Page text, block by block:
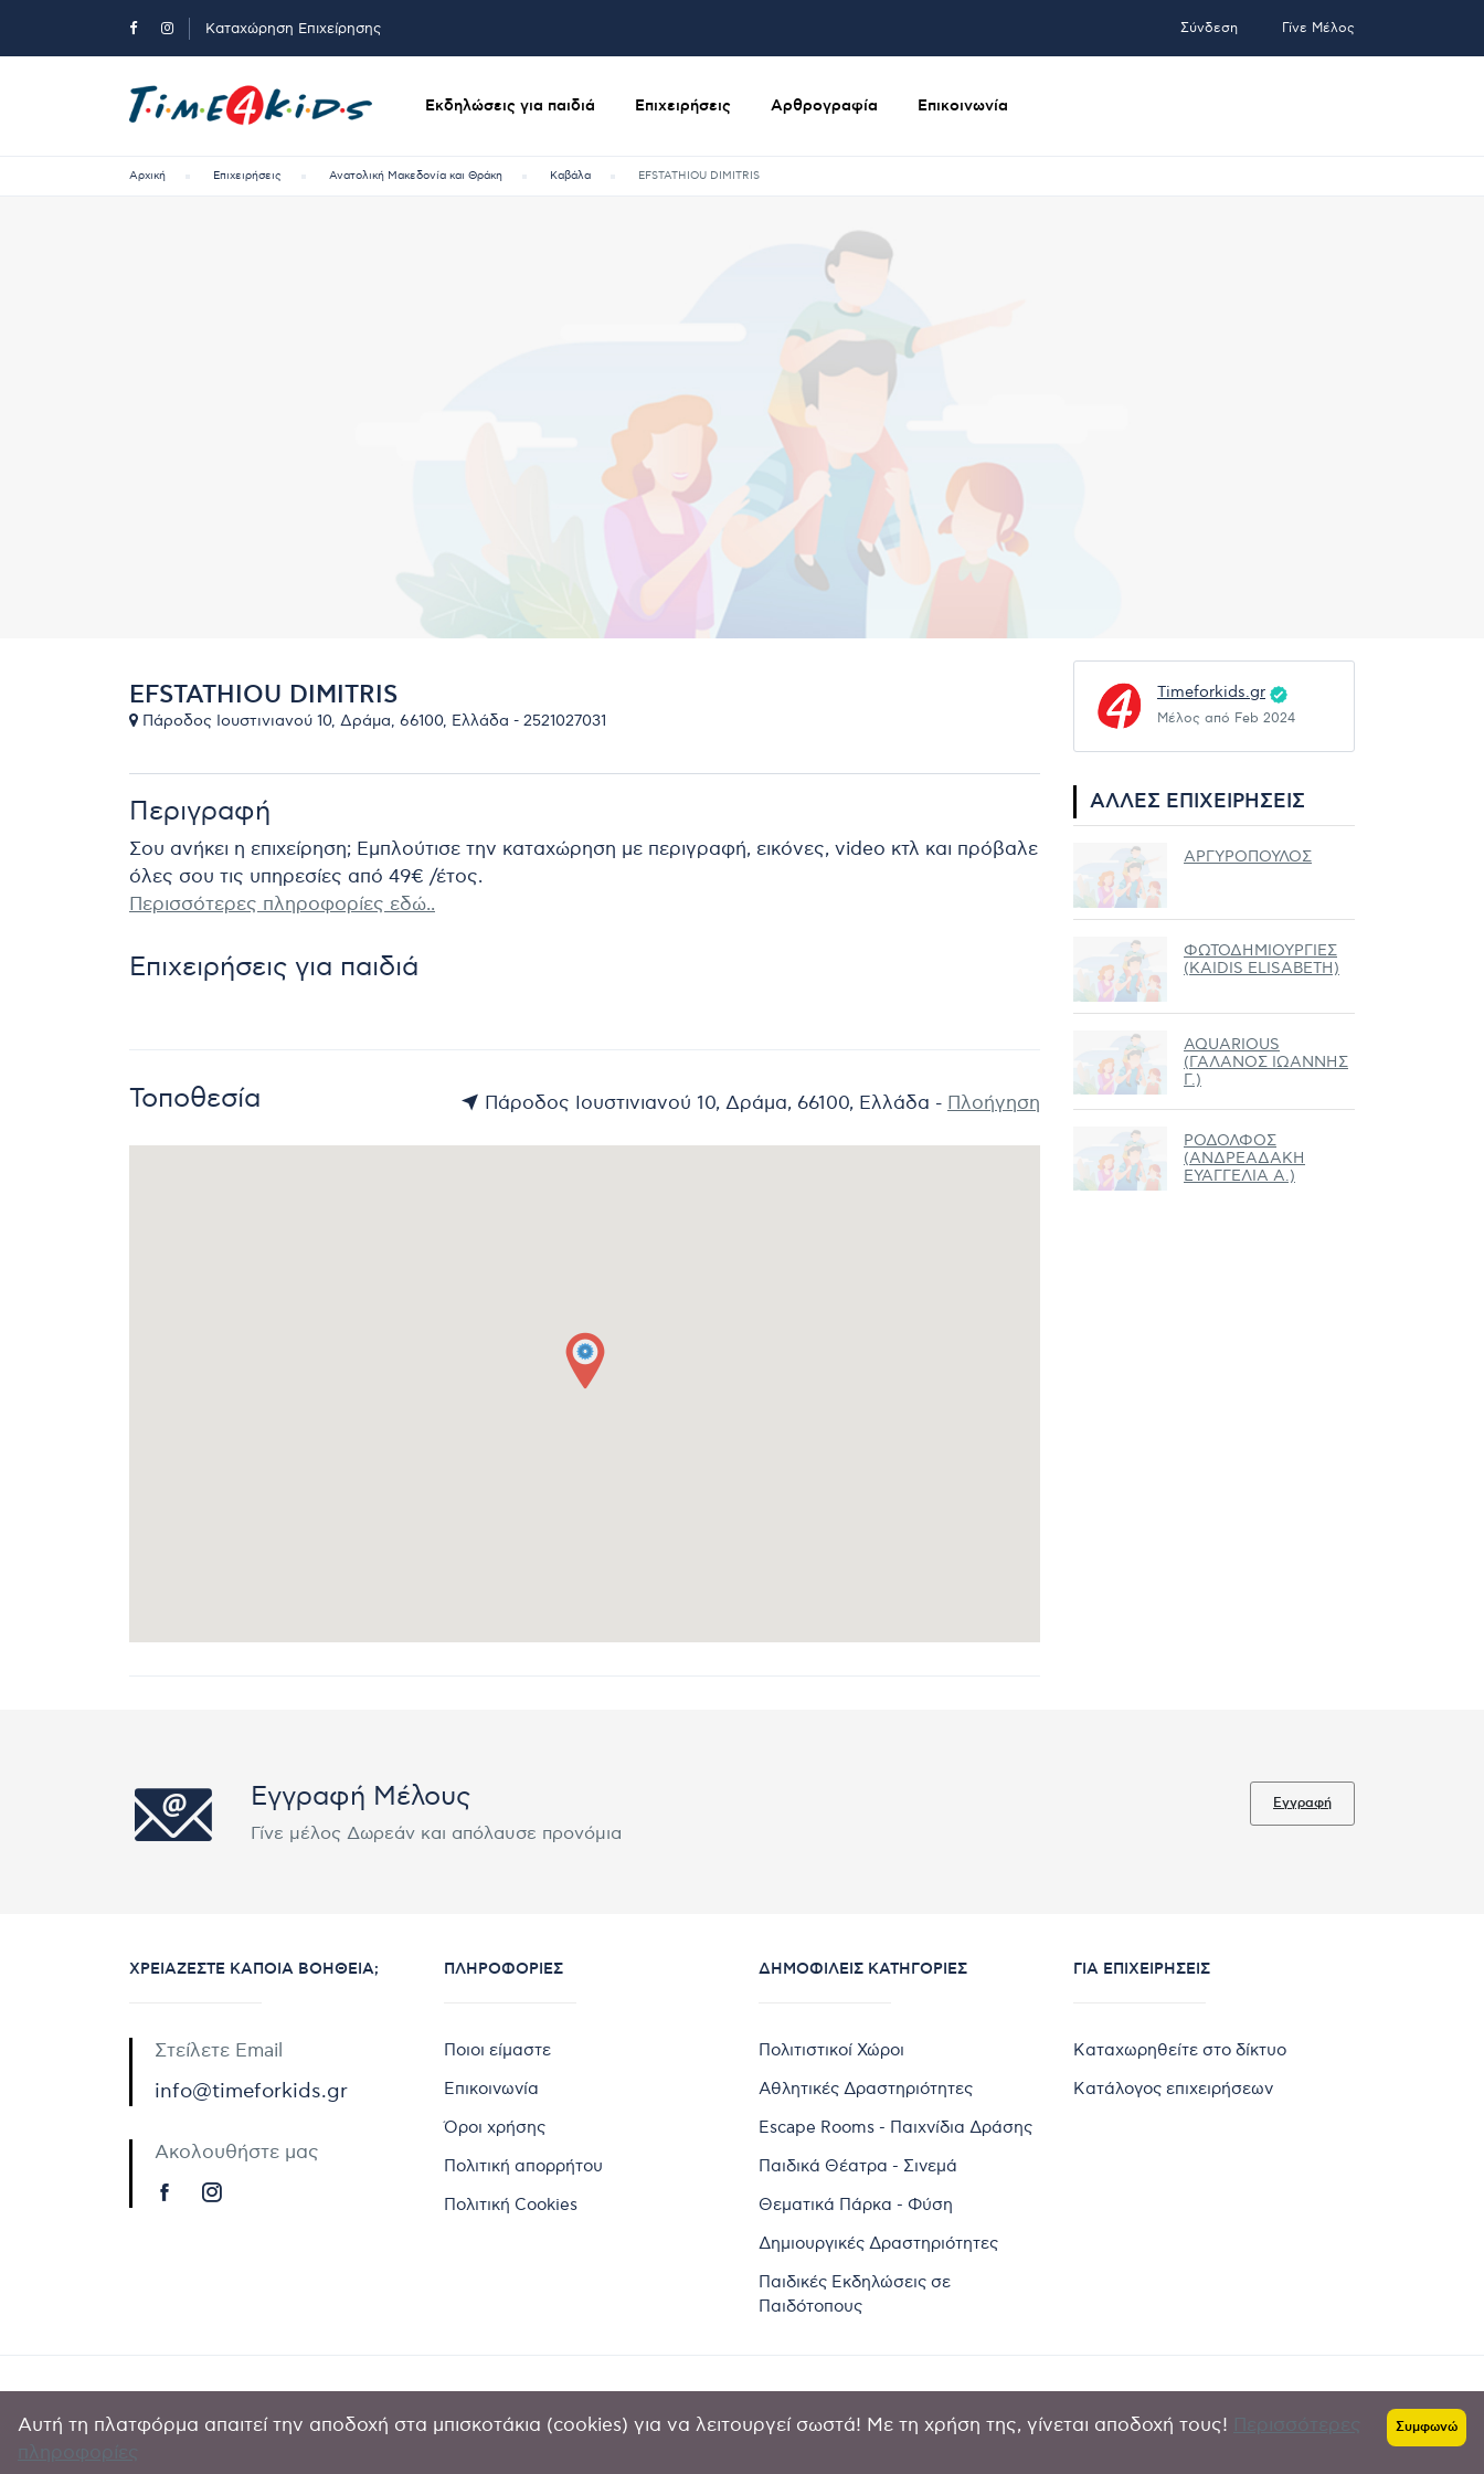
Καταχώρηση Επιχείρησης Σύνδεση Γίνε Μέλος
Εκδηλώσεις για παιδιά Επιχειρήσεις Αρθρογραφία Επικοινωνία
Αρχική Επιχειρήσεις Ανατολική Μακεδονία και Θράκη Καβάλα EFSTATHIOU DIMITRIS
EFSTATHIOU DIMITRIS
Πάροδος Ιουστινιανού 10, Δράμα, 66100, Ελλάδα - 2521027031
Περιγραφή
Σου ανήκει η επιχείρηση; Εμπλούτισε την καταχώρηση με περιγραφή, εικόνες, video κτλ και πρόβαλε
όλες σου τις υπηρεσίες από 49€ /έτος.
Περισσότερες πληροφορίες εδώ..
Επιχειρήσεις για παιδιά
Τοποθεσία Πάροδος Ιουστινιανού 10, Δράμα, 66100, Ελλάδα - Πλοήγηση
Timeforkids.gr
Μέλος από Feb 2024
ΆΛΛΕΣ ΕΠΙΧΕΙΡΉΣΕΙΣ
ΑΡΓΥΡΟΠΟΥΛΟΣ
ΦΩΤΟΔΗΜΙΟΥΡΓΙΕΣ
(KAIDIS ELISABETH)
AQUARIOUS
(ΓΑΛΑΝΟΣ ΙΩΑΝΝΗΣ
Γ.)
ΡΟΔΟΛΦΟΣ
(ΑΝΔΡΕΑΔΑΚΗ
ΕΥΑΓΓΕΛΙΑ Α.)
Εγγραφή Μέλους
Γίνε μέλος Δωρεάν και απόλαυσε προνόμια
Εγγραφή
ΧΡΕΙΆΖΕΣΤΕ ΚΆΠΟΙΑ ΒΟΉΘΕΙΑ;
Στείλετε Email
info@timeforkids.gr
Ακολουθήστε μας
ΠΛΗΡΟΦΟΡΊΕΣ
Ποιοι είμαστε
Επικοινωνία
Όροι χρήσης
Πολιτική απορρήτου
Πολιτική Cookies
ΔΗΜΟΦΙΛΕΊΣ ΚΑΤΗΓΟΡΊΕΣ
Πολιτιστικοί Χώροι
Αθλητικές Δραστηριότητες
Escape Rooms - Παιχνίδια Δράσης
Παιδικά Θέατρα - Σινεμά
Θεματικά Πάρκα - Φύση
Δημιουργικές Δραστηριότητες
Παιδικές Εκδηλώσεις σε
Παιδότοπους
ΓΙΑ ΕΠΙΧΕΙΡΉΣΕΙΣ
Καταχωρηθείτε στο δίκτυο
Κατάλογος επιχειρήσεων
Copyright © 2024 by Goldensites Πολιτική απορρήτου-
Αυτή τη πλατφόρμα απαιτεί την αποδοχή στα μπισκοτάκια (cookies) για να λειτουργεί σωστά! Με τη χρήση της, γίνεται αποδοχή τους! Συμφωνώ